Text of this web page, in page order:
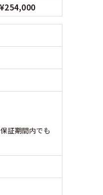
¥254,000
証期間内でも